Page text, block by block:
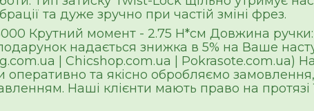
та дуже зручно при частій зміні фрез.
Крутний момент - 2.75 Н*см Довжина
надається знижка в 5% на Ваше
| Chicshop.com.ua | Pokrasote.com.ua)
та якісно обробляємо
Наші клієнти мають право на протязі